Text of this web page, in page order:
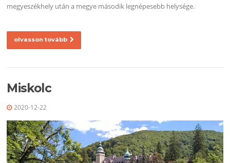
megyeszékhely után a megye második legnépesebb helysége.
olvasson tovább
Miskolc
2020-12-22